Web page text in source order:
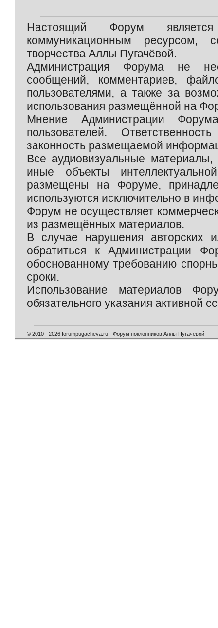
Настоящий Форум является
коммуникационным ресурсом,
творчества Аллы Пугачёвой.
Администрация Форума не
сообщений, комментариев,
пользователями, а также за
использования размещённой на
Мнение Администрации
пользователей.
законность размещаемой
Все аудиовизуальные
иные объекты
размещены на Форуме,
используются исключительно в
Форум не осуществляет
из размещённых материалов.
В случае нарушения авторских
обратиться к Администрации
обоснованному требованию
сроки.
Использование материалов
обязательного указания активной
© 2010 - 2026 forumpugacheva.ru - Форум поклонников Аллы Пугачевой